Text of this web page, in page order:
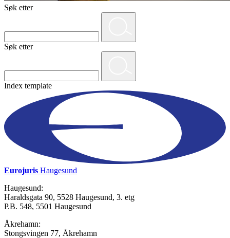
Søk etter
Søk etter
Index template
Eurojuris Haugesund
Haugesund:
Haraldsgata 90, 5528 Haugesund, 3. etg
P.B. 548, 5501 Haugesund
Åkrehamn:
Stongsvingen 77, Åkrehamn